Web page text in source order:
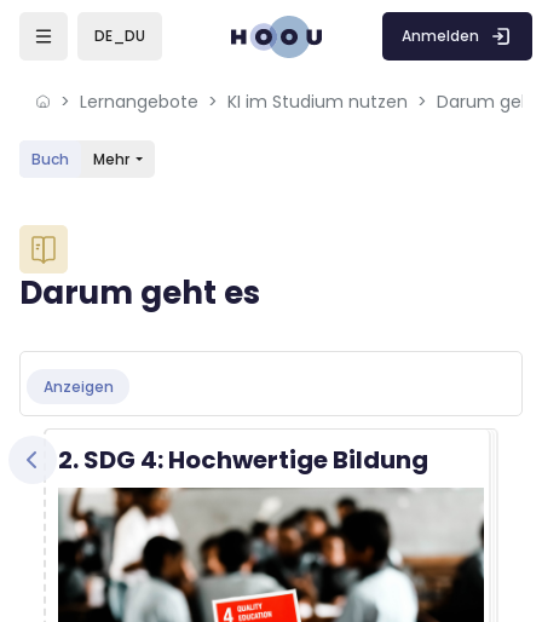
Skip to sidebar navigation menu
Skip to mobile navigation menu
Skip to sidebar hidden blocks
DE_DU Anmelden
Lernangebote KI im Studium nutzen Darum
Buch Mehr
Blöcke
Darum geht es
Anzeigen
2. SDG 4: Hochwertige Bildung